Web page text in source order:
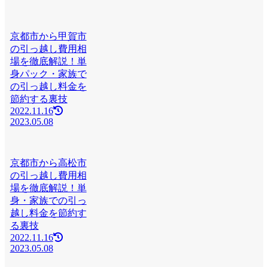
京都市から甲賀市
の引っ越し費用相
場を徹底解説！単
身パック・家族で
の引っ越し料金を
節約する裏技
2022.11.16
2023.05.08
京都市から高松市
の引っ越し費用相
場を徹底解説！単
身・家族での引っ
越し料金を節約す
る裏技
2022.11.16
2023.05.08